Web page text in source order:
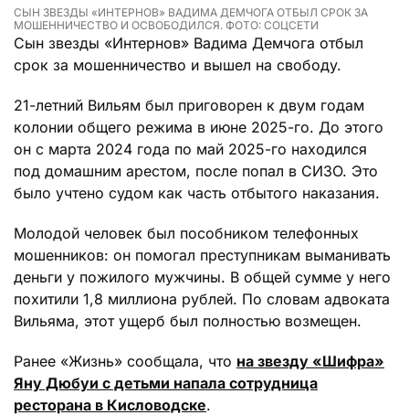
СЫН ЗВЕЗДЫ «ИНТЕРНОВ» ВАДИМА ДЕМЧОГА ОТБЫЛ СРОК ЗА
МОШЕННИЧЕСТВО И ОСВОБОДИЛСЯ. ФОТО: СОЦСЕТИ
Сын звезды «Интернов» Вадима Демчога отбыл
срок за мошенничество и вышел на свободу.
21-летний Вильям был приговорен к двум годам
колонии общего режима в июне 2025-го. До этого
он с марта 2024 года по май 2025-го находился
под домашним арестом, после попал в СИЗО. Это
было учтено судом как часть отбытого наказания.
Молодой человек был пособником телефонных
мошенников: он помогал преступникам выманивать
деньги у пожилого мужчины. В общей сумме у него
похитили 1,8 миллиона рублей. По словам адвоката
Вильяма, этот ущерб был полностью возмещен.
Ранее «Жизнь» сообщала, что на звезду «Шифра»
Яну Дюбуи с детьми напала сотрудница
ресторана в Кисловодске.